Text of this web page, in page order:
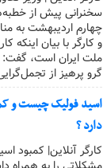
سخنرانی پیش از
چهارم اردیبهشت به
و کارگر با بیان اینکه
ملت ایران است، گفت:
گرو پرهیز از
اسید فولیک چیست و
دارد ؟
کارگر آنلاین| کمبود